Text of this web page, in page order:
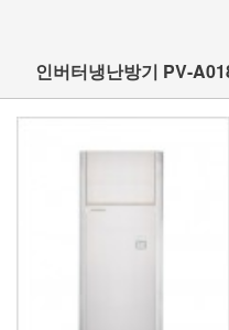
인버터냉난방기 PV-